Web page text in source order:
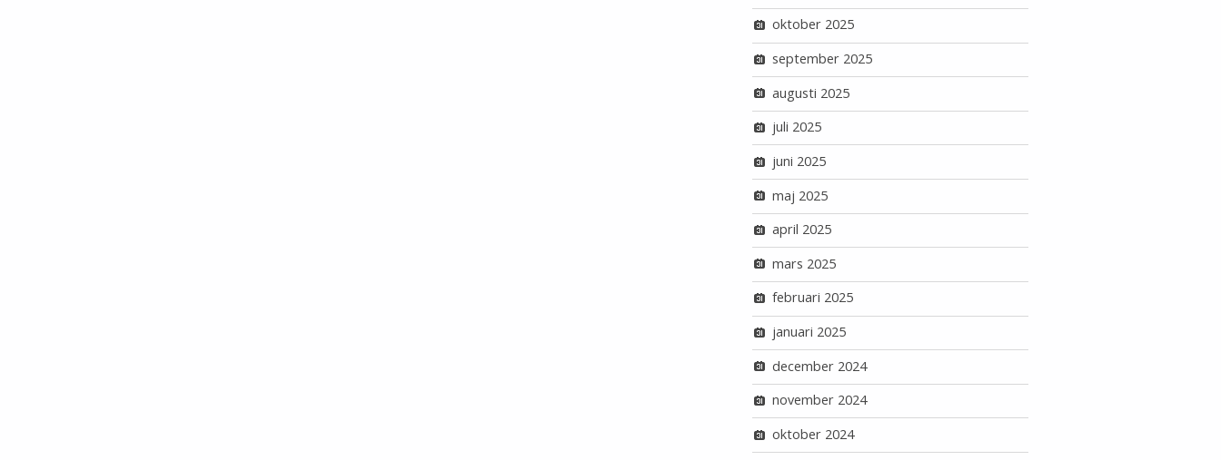
oktober 2025
september 2025
augusti 2025
juli 2025
juni 2025
maj 2025
april 2025
mars 2025
februari 2025
januari 2025
december 2024
november 2024
oktober 2024